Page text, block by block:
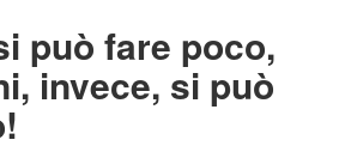
può fare poco,
invece, si può